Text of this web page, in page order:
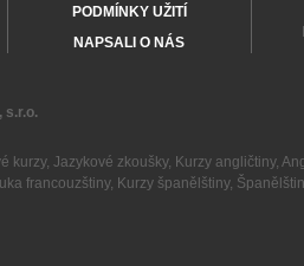
PODMÍNKY UŽITÍ
NAPSALI O NÁS
s.r.o.
kurzy, Jazykové zkoušky, Kurzy angličtiny,
francouzštiny, Kurzy španělštiny,